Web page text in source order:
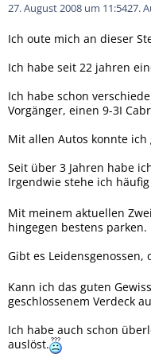
27. August 2008 um 11:5427.
Ich oute mich an dieser
Ich habe seit 22 jahren
Ich habe schon
Vorgänger, einen 9-3I
Mit allen Autos konnte
Seit über 3 Jahren habe
Irgendwie stehe ich
Mit meinem aktuellen
hingegen bestens parken.
Gibt es
Kann ich das guten
geschlossenem Verdeck
Ich habe auch schon
auslöst.